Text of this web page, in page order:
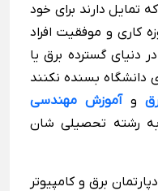
مهارت در طراحی مدار،
نیروگاهی، طراحی
تمایل دارند برای خود
کاری و موفقیت افراد
گسترده برق یا
دانشگاه بسنده نکنند
وآموزش مهندسی
به رشته تحصیلی شان
برق و کامپیوتر